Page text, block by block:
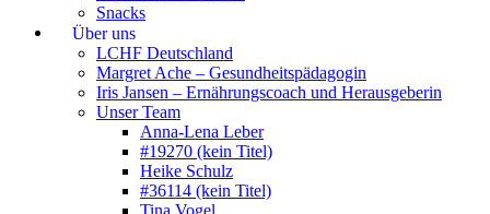
Snacks
Über uns
LCHF Deutschland
Margret Ache – Gesundheitspädagogin
Iris Jansen – Ernährungscoach und Herausgeberin
Unser Team
Anna-Lena Leber
#19270 (kein Titel)
Heike Schulz
#36114 (kein Titel)
Tina Vogel